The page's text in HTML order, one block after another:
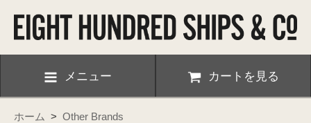
メニュー カートを見る
ホーム > Other Brands